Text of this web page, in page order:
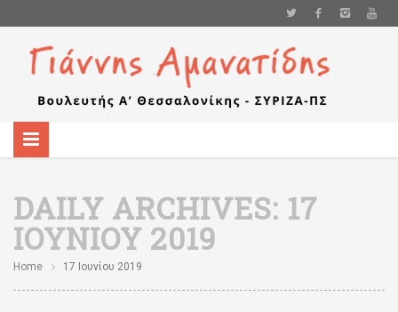
DAILY ARCHIVES: 17
ΙΟΥΝΊΟΥ 2019
Home 17 Ιουνίου 2019